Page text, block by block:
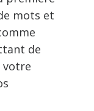
mots et
de
votre